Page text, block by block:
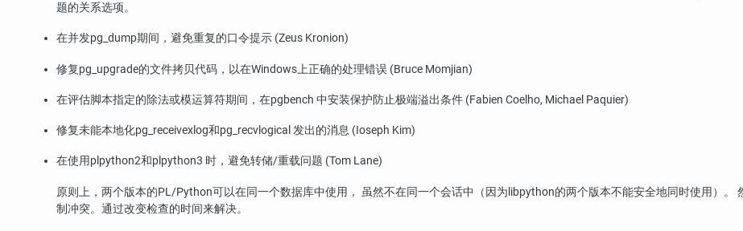
题的关系选项。
在并发pg_dump期间，避免重复的口令提示 (Zeus Kronion)
修复pg_upgrade的文件拷贝代码，以在Windows上正确的处理错误 (Bruce Momjian)
在评估脚本指定的除法或模运算符期间，在pgbench 中安装保护防止极端溢出条件 (Fabien Coelho, Michael Paquier)
修复未能本地化pg_receivexlog和pg_recvlogical 发出的消息 (Ioseph Kim)
在使用plpython2和plpython3 时，避免转储/重载问题 (Tom Lane)
原则上，两个版本的PL/Python可以在同一个数据库中使用， 虽然不在同一个会话中（因为 libpython的两个版本不能安全地同时使用）。
制冲突。通过改变检查的时间来解决。